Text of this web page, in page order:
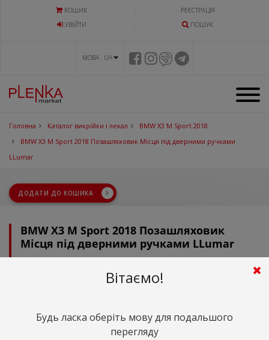
КОШИК
РЕЄСТРАЦІЯ
УВIЙТИ
ПОШУК
МОВА UA
Головна Каталог викрійки і лекал
BMW X3 M Sport 2018
BMW X3 M Sport 2018 Позашляховик Місця під дверними ручками
LLumar
ДОДАТИ ДО КОШИКА
BMW X3 M Sport 2018 Позашляховик
Місця під дверними ручками LLumar
грн.($8.07)
Вітаємо!
Будь ласка оберіть мову для подальшого
перегляду